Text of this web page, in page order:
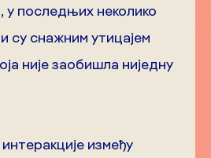
у последњих неколико
су снажним утицајем
није заобишла ниједну
између